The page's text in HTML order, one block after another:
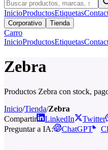
InicioProductosEtiquetas
Corporativo Tienda
Carro
InicioProductosEtiquetas
Zebra
Productos Zebra con stock,
Inicio/Tienda/Zebra
Compartir
LinkedIn Twitter
Preguntar a IA:
ChatGPT